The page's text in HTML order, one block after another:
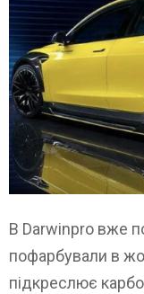
В Darwinpro вже
пофарбували в
підкреслює